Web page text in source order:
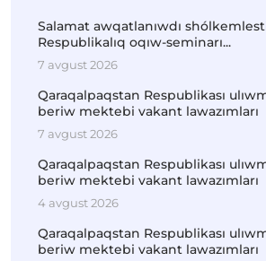
Salamat awqatlanıwdı
Respublikalıq oqıw-seminarı...
7 avgust 2026
Qaraqalpaqstan Respublikası
beriw mektebi vakant lawazımları
7 avgust 2026
Qaraqalpaqstan Respublikası
beriw mektebi vakant lawazımları
4 avgust 2026
Qaraqalpaqstan Respublikası
beriw mektebi vakant lawazımları